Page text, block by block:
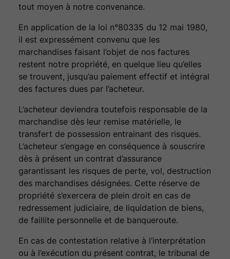
tout moyen à notre convenance.
En application de la loi n°80335 du 12 mai 1980,
il est expressément convenu que les
marchandises faisant l’objet de nos factures
restent notre propriété, en quelque lieu qu’elles
se trouvent, jusqu’au paiement effectif et intégral
des factures dues par l’acheteur.
L’acheteur deviendra toutefois responsable de la
marchandise dès leur remise matérielle, le
transfert de possession entrainant des risques.
L’acheteur s’engage en conséquence à souscrire
dès à présent un contrat d’assurance
garantissant les risques de perte, vol, destruction
des marchandises désignées. Cette réserve de
propriété s’exercera de plein droit en cas de
redressement judiciaire, de liquidation de biens,
de faillite personnelle et de banqueroute.
En cas de contestation relative à l’interprétation
ou à l’exécution du présent contrat, le tribunal de